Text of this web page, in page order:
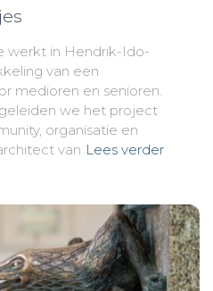
werkt in Hendrik-Ido-
van een
medioren en senioren.
we het project
organisatie en
van Lees verder